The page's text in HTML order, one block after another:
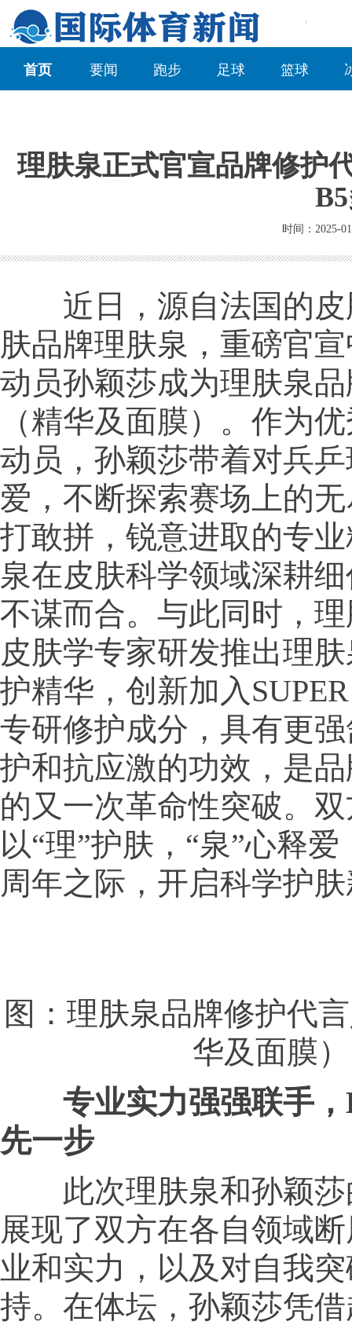
首页 要闻 跑步 足球 篮球
理肤泉正式官宣品牌修护
时间：2025-
近日，源自法国的皮
肤品牌理肤泉，重磅官
动员孙颖莎成为理肤泉
（精华及面膜）。作为
动员，孙颖莎带着对兵
爱，不断探索赛场上的
打敢拼，锐意进取的专
泉在皮肤科学领域深耕
不谋而合。与此同时，
皮肤学专家研发推出理
护精华，创新加入
专研修护成分，具有更
护和抗应激的功效，是
的又一次革命性突破。
以“理”护肤，“泉”心释
周年之际，开启科学护
图：理肤泉品牌修护代
华及面膜）
专业实力强强联手 ，
先一步
此次理肤泉和孙颖莎
展现了双方在各自领域
业和实力，以及对自我
持。在体坛，孙颖莎凭